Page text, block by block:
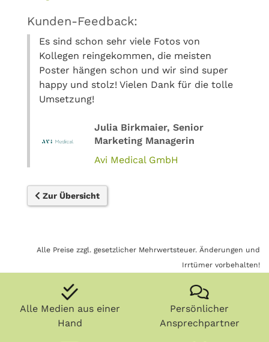
Kunden-Feedback:
Es sind schon sehr viele Fotos von
Kollegen reingekommen, die meisten
Poster hängen schon und wir sind super
happy und stolz! Vielen Dank für die tolle
Umsetzung!
Julia Birkmaier, Senior
Marketing Managerin
Avi Medical GmbH
Zur Übersicht
Alle Preise zzgl. gesetzlicher Mehrwertsteuer. Änderungen und
Irrtümer vorbehalten!
Alle Medien aus einer
Hand
Persönlicher
Ansprechpartner